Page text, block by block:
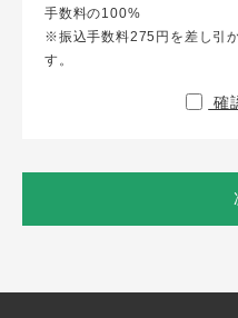
手数料の100%
※振込手数料275円を差し引
す。
確